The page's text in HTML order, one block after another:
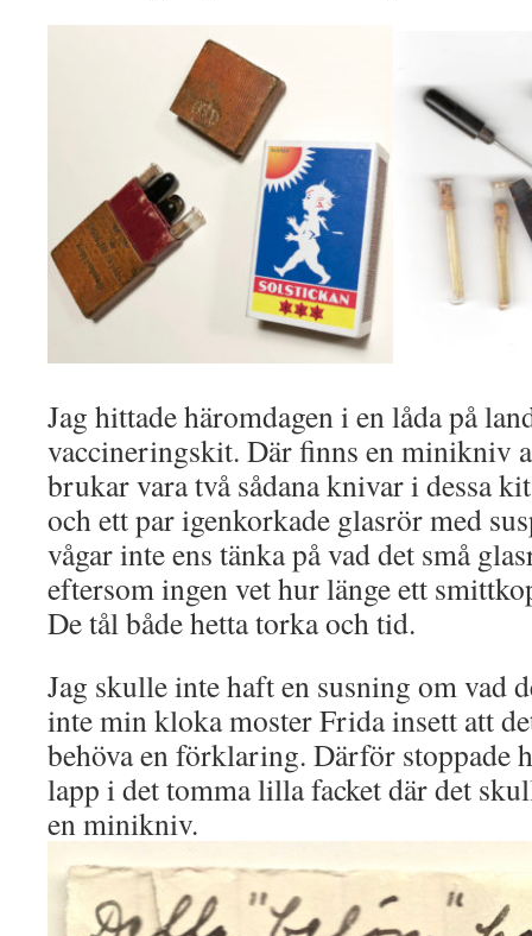
Jag hittade häromdagen i en låda på
vaccineringskit. Där finns en minikniv
brukar vara två sådana knivar i dessa
och ett par igenkorkade glasrör med
vågar inte ens tänka på vad det små
eftersom ingen vet hur länge ett
De tål både hetta torka och tid.
Jag skulle inte haft en susning om vad
inte min kloka moster Frida insett att
behöva en förklaring. Därför stoppade
lapp i det tomma lilla facket där det
en minikniv.